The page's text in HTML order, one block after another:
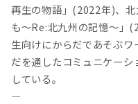
再生の物語」(2022年)、
も～Re:北九州の記憶～」
生向けにからだであそぶ
だを通したコミュニケー
している。
—